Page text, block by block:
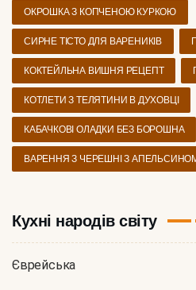
ОКРОШКА З КОПЧЕНОЮ КУРКОЮ
СИРНЕ ТІСТО ДЛЯ ВАРЕНИКІВ
КОКТЕЙЛЬНА ВИШНЯ РЕЦЕПТ
КОТЛЕТИ З ТЕЛЯТИНИ В ДУХОВЦІ
КАБАЧКОВІ ОЛАДКИ БЕЗ БОРОШНА
ВАРЕННЯ З ЧЕРЕШНІ З
Кухні народів світу
Єврейська